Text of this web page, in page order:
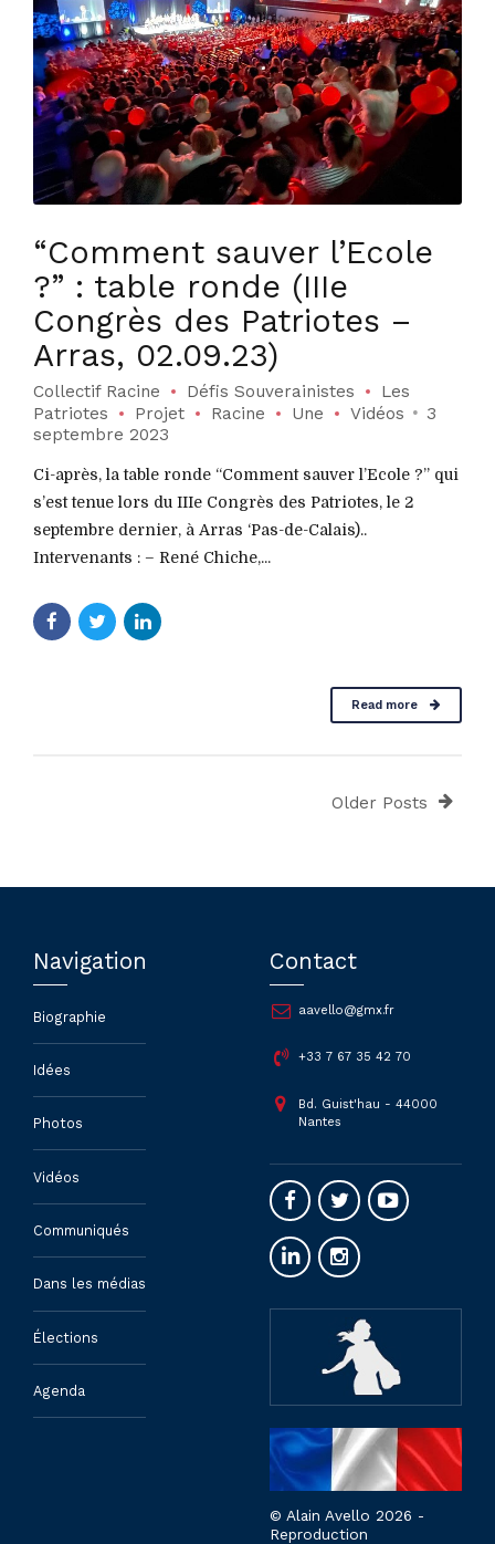
“Comment sauver l’Ecole
?” : table ronde (IIIe
Congrès des Patriotes –
Arras, 02.09.23)
Collectif Racine Défis Souverainistes
Les
Patriotes
Projet Racine Une Vidéos
3
septembre 2023
Ci-après, la table ronde “Comment sauver l’Ecole ?” qui
s’est tenue lors du IIIe Congrès des Patriotes, le 2
septembre dernier, à Arras ‘Pas-de-Calais)..
Intervenants : – René Chiche,...
Read more
Older Posts
Navigation
Biographie
Idées
Photos
Vidéos
Communiqués
Dans les médias
Élections
Agenda
Contact
aavello@gmx.fr
+33 7 67 35 42 70
Bd. Guist'hau - 44000
Nantes
© Alain Avello 2026 -
Reproduction